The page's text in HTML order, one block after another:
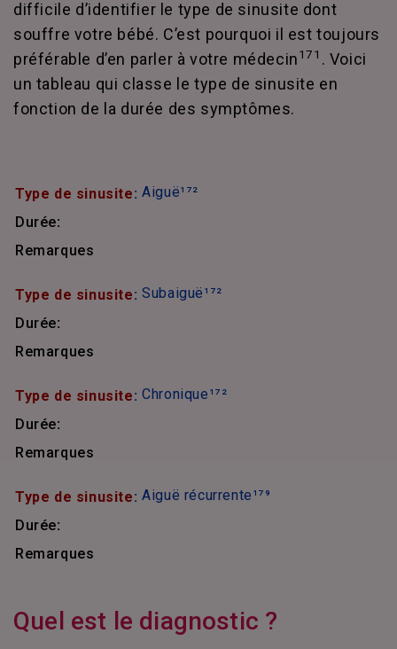
difficile d’identifier le type de sinusite dont
souffre votre bébé. C’est pourquoi il est toujours
préférable d’en parler à votre médecin171 . Voici
un tableau qui classe le type de sinusite en
fonction de la durée des symptômes.
Type de sinusite: Aiguë¹⁷²
Durée:
Remarques
Type de sinusite: Subaiguë¹⁷²
Durée:
Remarques
Type de sinusite: Chronique¹⁷²
Durée:
Remarques
Type de sinusite: Aiguë récurrente¹⁷⁹
Durée:
Remarques
Quel est le diagnostic ?